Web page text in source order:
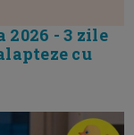
- 3 zile
cu